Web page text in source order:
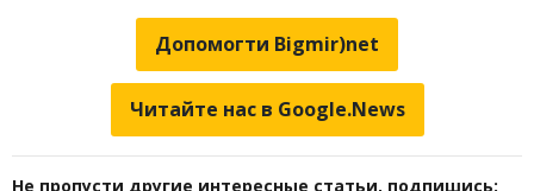
Допомогти Bigmir)net
Читайте нас в Google.News
Не пропусти другие интересные статьи, подпишись: